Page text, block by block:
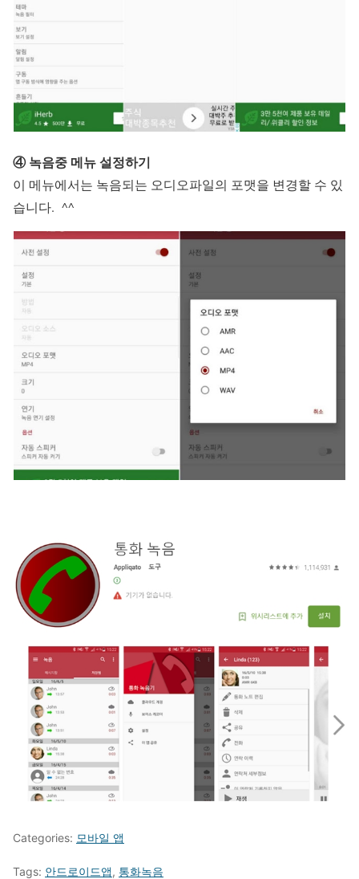
④ 녹음중 메뉴 설정하기
이 메뉴에서는 녹음되는 오디오파일의 포맷을 변경할 수 있
습니다. ^^
Categories: 모바일 앱
Tags: 안드로이드앱, 통화녹음